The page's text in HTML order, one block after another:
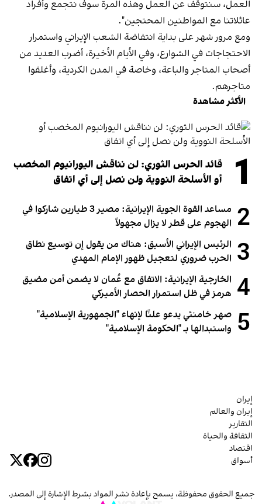
العمل، سنتوقف عن العمل وهذه المرة سوف نتجمع وأفراد
عائلاتنا مع المواطنين المحتجين".
ومع مرور شهر على بداية انتفاضة الشعب الإيراني واستمرار
الاحتجاجات في الشوارع، وفي الأيام الأخيرة، أضرب العديد من
أصحاب المتاجر والباعة، وخاصة في المدن الكردية، وأغلقوا
متاجرهم.
الأكثر مشاهدة
1
قائد الحرس الثوري: لن نناقش اليورانيوم المخصب
أو الأسلحة النووية ولن نصل إلى أي اتفاق
2
مساعد القوة الجوية الإيرانية: مصير 3 طيارين شاركوا في
الهجوم على قطر لا يزال مجهولاً
3 الرئيس الإيراني الأسبق: هناك من يقول إن توسيع نطاق
الحرب ضروري لتعجيل ظهور الإمام المهدي
4 الخارجية الإيرانية: الاتفاق مع عُمان لا يضمن أمن مضيق
هرمز في ظل استمرار الحصار الأميركي
5 صهر خامنئي يدعو علنًا لإنهاء "الجمهورية الإسلامية"
واستبدالها بـ "الحكومة الإسلامية"
إيران
إيران والعالم
التقارير
الثقافة والحياة
اقتصاد
أسواق
جميع الحقوق محفوظة، يسمح بإعادة نشر المواد بشرط الإشارة إلى المصدر.